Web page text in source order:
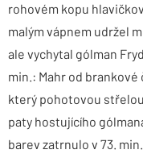
rohovém kopu
malým vápnem udržel
ale vychytal gólman
min.: Mahr od
který pohotovou
paty hostujícího
barev zatrnulo v 73.